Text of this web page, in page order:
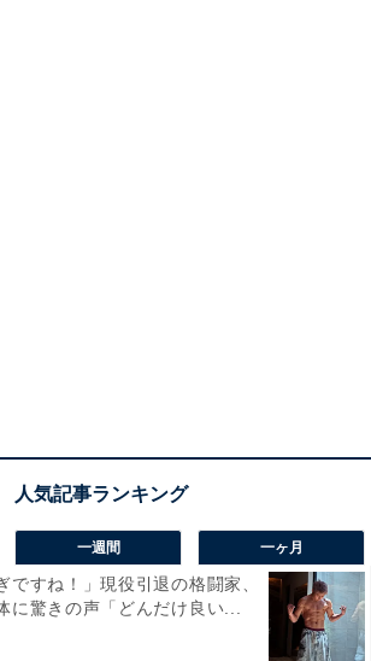
一週間 一ヶ月
ですね！」現役引退の格闘家、
に驚きの声「どんだけ良い...